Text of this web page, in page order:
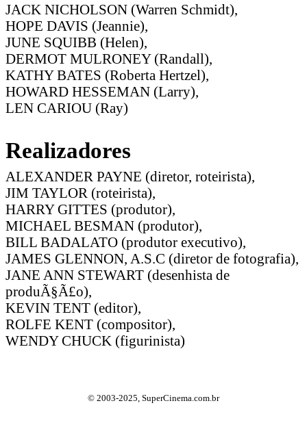
JACK NICHOLSON (Warren Schmidt),
HOPE DAVIS (Jeannie),
JUNE SQUIBB (Helen),
DERMOT MULRONEY (Randall),
KATHY BATES (Roberta Hertzel),
HOWARD HESSEMAN (Larry),
LEN CARIOU (Ray)
Realizadores
ALEXANDER PAYNE (diretor, roteirista),
JIM TAYLOR (roteirista),
HARRY GITTES (produtor),
MICHAEL BESMAN (produtor),
BILL BADALATO (produtor executivo),
JAMES GLENNON, A.S.C (diretor de fotografia),
JANE ANN STEWART (desenhista de
produÃ§Ã£o),
KEVIN TENT (editor),
ROLFE KENT (compositor),
WENDY CHUCK (figurinista)
© 2003-2025, SuperCinema.com.br